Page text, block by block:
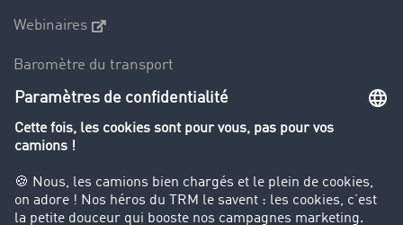
Webinaires
Baromètre du transport
Le dictionnaire du transport
Interdiction de circulation des poids lourds
Entreprise